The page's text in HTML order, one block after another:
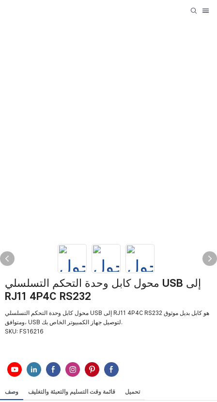
محول كابل وحدة التحكم التسلسلي USB إلى
RJ11 4P4C RS232
محول كابل وحدة التحكم التسلسلي USB إلى RJ11 4P4C RS232 هو كابل بديل موثوق
ومتوافق، USB لتوصيل جهاز الكمبيوتر الخاص بك.
SKU: FS16216
وصف قائمة وقت التسليم والتعبئة والتغليف تحميل